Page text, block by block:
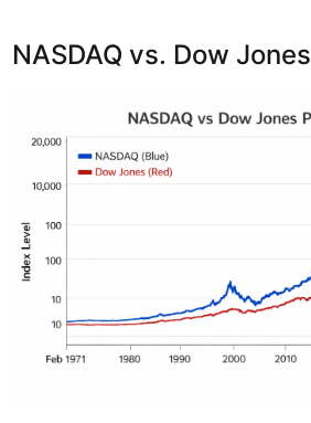
NASDAQ vs. Dow Jones